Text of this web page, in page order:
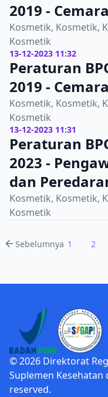
2019 -
Kosmetik, Kosmetik,
Kosmetik
13-12-2023 11:32
Peraturan
2019 -
Kosmetik, Kosmetik,
Kosmetik
13-12-2023 11:31
Peraturan
2023 -
dan
Kosmetik, Kosmetik,
Kosmetik
Sebelumnya 1 2
© 2026 Direktorat
Suplemen Kesehatan
reserved.